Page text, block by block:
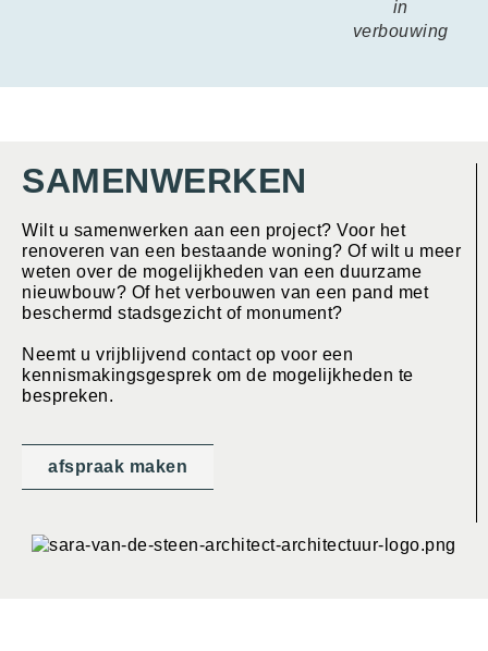
in
verbouwing
SAMENWERKEN
Wilt u samenwerken aan een project? Voor het
renoveren van een bestaande woning? Of wilt u meer
weten over de mogelijkheden van een duurzame
nieuwbouw? Of het verbouwen van een pand met
beschermd stadsgezicht of monument?
Neemt u vrijblijvend contact op voor een
kennismakingsgesprek om de mogelijkheden te
bespreken.
afspraak maken